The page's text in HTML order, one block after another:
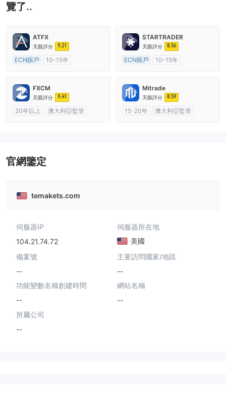
覽了..
ATFX
天眼評分 9.21
ECN賬戶
10-15年
主標MT4
STARTRADER
天眼評分 8.56
ECN賬戶
10-15年
主標MT4
FXCM
天眼評分 9.41
20年以上
澳大利亞監管
Mitrade
天眼評分 8.59
15-20年
澳大利亞監管
官網鑒定
temakets.com
伺服器IP
104.21.74.72
伺服器所在地
美國
備案號
--
主要訪問國家/地區
--
功能變數名稱創建時間
--
網站名稱
--
所屬公司
--